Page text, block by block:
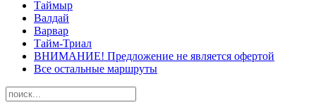
Таймыр
Валдай
Варвар
Тайм-Триал
ВНИМАНИЕ! Предложение не является офертой
Все остальные маршруты